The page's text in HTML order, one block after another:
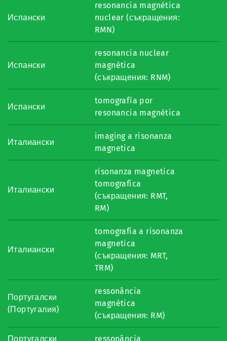
Испански
resonancia magnética
nuclear (съкращения:
RMN)
Испански
resonancia nuclear
magnética
(съкращения: RNM)
Испански
tomografía por
resonancia magnética
Италиански
imaging a risonanza
magnetica
Италиански
risonanza magnetica
tomografica
(съкращения: RMT,
RM)
Италиански
tomografia a risonanza
magnetica
(съкращения: MRT,
TRM)
Португалски
(Португалия)
ressonância
magnética
(съкращения: RM)
Португалски
ressonância